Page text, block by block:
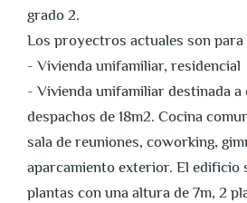
grado 2.
Los proyectros actuales son
- Vivienda unifamiliar, residencial
- Vivienda unifamiliar destinada a
despachos de 18m2. Cocina
sala de reuniones, coworking,
aparcamiento exterior. El edificio
plantas con una altura de 7m, 2